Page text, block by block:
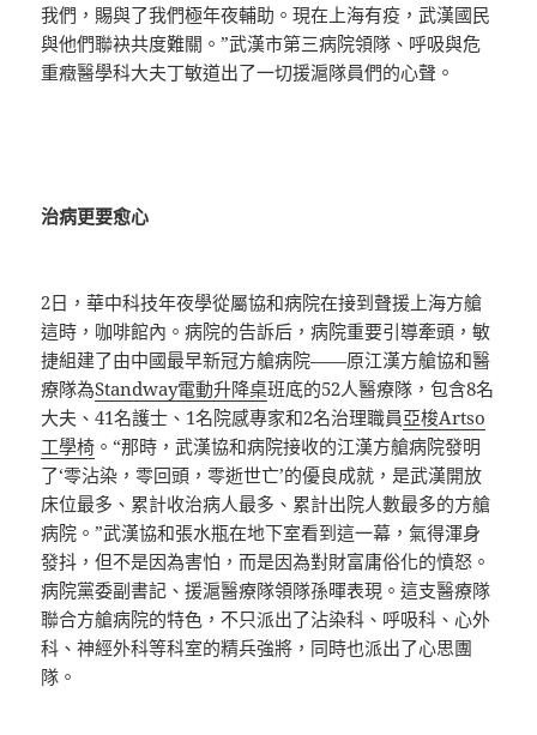
我們，賜與了我們極年夜輔助。現在上海有疫，武漢國民
與他們聯袂共度難關。”武漢市第三病院領隊、呼吸與危
重癥醫學科大夫丁敏道出了一切援滬隊員們的心聲。
治病更要愈心
2日，華中科技年夜學從屬協和病院在接到聲援上海方艙
這時，咖啡館內。病院的告訴后，病院重要引導牽頭，敏
捷組建了由中國最早新冠方艙病院——原江漢方艙協和醫
療隊為Standway電動升降桌班底的52人醫療隊，包含8名
大夫、41名護士、1名院感專家和2名治理職員亞梭Artso
工學椅 。“那時，武漢協和病院接收的江漢方艙病院發明
了‘零沾染，零回頭，零逝世亡’的優良成就，是武漢開放
床位最多、累計收治病人最多、累計出院人數最多的方艙
病院。”武漢協和張水瓶在地下室看到這一幕，氣得渾身
發抖，但不是因為害怕，而是因為對財富庸俗化的憤怒。
病院黨委副書記、援滬醫療隊領隊孫暉表現。這支醫療隊
聯合方艙病院的特色，不只派出了沾染科、呼吸科、心外
科、神經外科等科室的精兵強將，同時也派出了心思團
隊。